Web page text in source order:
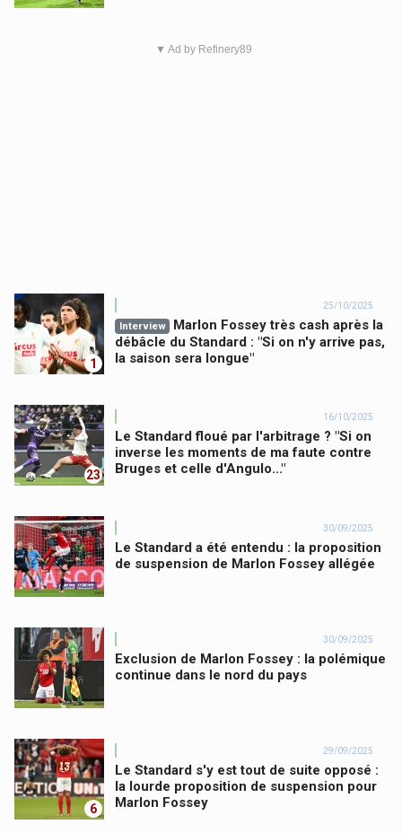
▼ Ad by Refinery89
1
25/10/2025
Interview
Marlon Fossey très cash après la
débâcle du Standard : "Si on n'y arrive pas,
la saison sera longue"
23
16/10/2025
Le Standard floué par l'arbitrage ? "Si on
inverse les moments de ma faute contre
Bruges et celle d'Angulo..."
30/09/2025
Le Standard a été entendu : la proposition
de suspension de Marlon Fossey allégée
30/09/2025
Exclusion de Marlon Fossey : la polémique
continue dans le nord du pays
6
29/09/2025
Le Standard s'y est tout de suite opposé :
la lourde proposition de suspension pour
Marlon Fossey